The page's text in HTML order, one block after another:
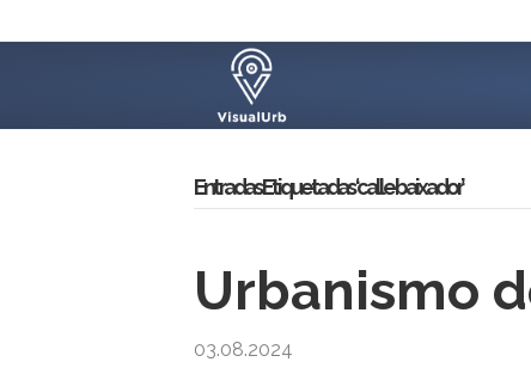
Entradas Etiquetadas ‘calle baixador’
Urbanismo
03.08.2024